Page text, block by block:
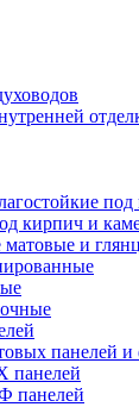
под
кирпич и
и
панелей и
панелей
панелей